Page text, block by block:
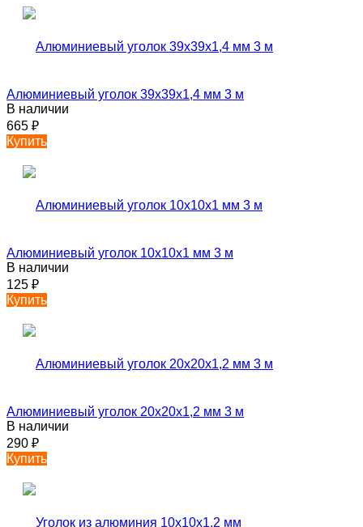
Алюминиевый уголок 39х39х1,4 мм 3 м
В наличии
665 ₽
Купить
Алюминиевый уголок 10х10х1 мм 3 м
В наличии
125 ₽
Купить
Алюминиевый уголок 20х20х1,2 мм 3 м
В наличии
290 ₽
Купить